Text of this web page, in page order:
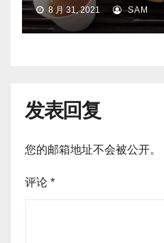
8 月 31, 2021 SAM
发表回复
您的邮箱地址不会被公开。
评论 *